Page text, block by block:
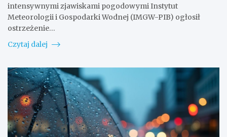
intensywnymi zjawiskami pogodowymi Instytut
Meteorologii i Gospodarki Wodnej (IMGW-PIB) ogłosił
ostrzeżenie…
Czytaj dalej